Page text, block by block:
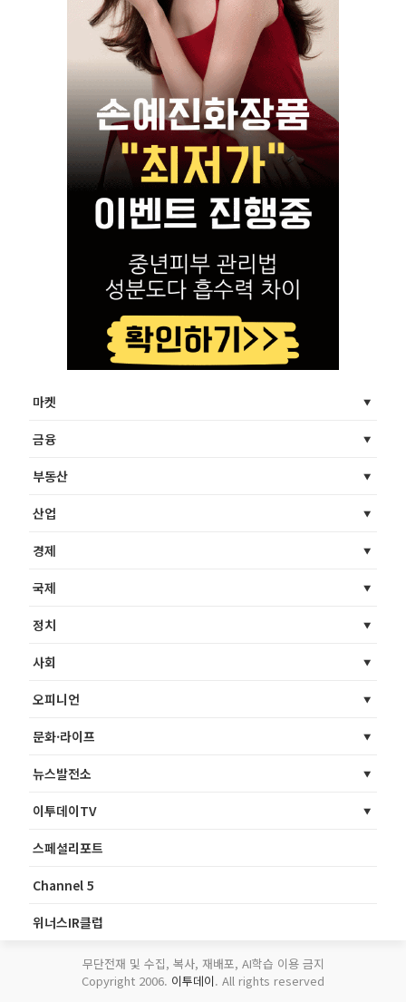
마켓
금융
부동산
산업
경제
국제
정치
사회
오피니언
문화·라이프
뉴스발전소
이투데이TV
스페셜리포트
Channel 5
위너스IR클럽
무단전재 및 수집, 복사, 재배포, AI학습 이용 금지
Copyright 2006. 이투데이. All rights reserved